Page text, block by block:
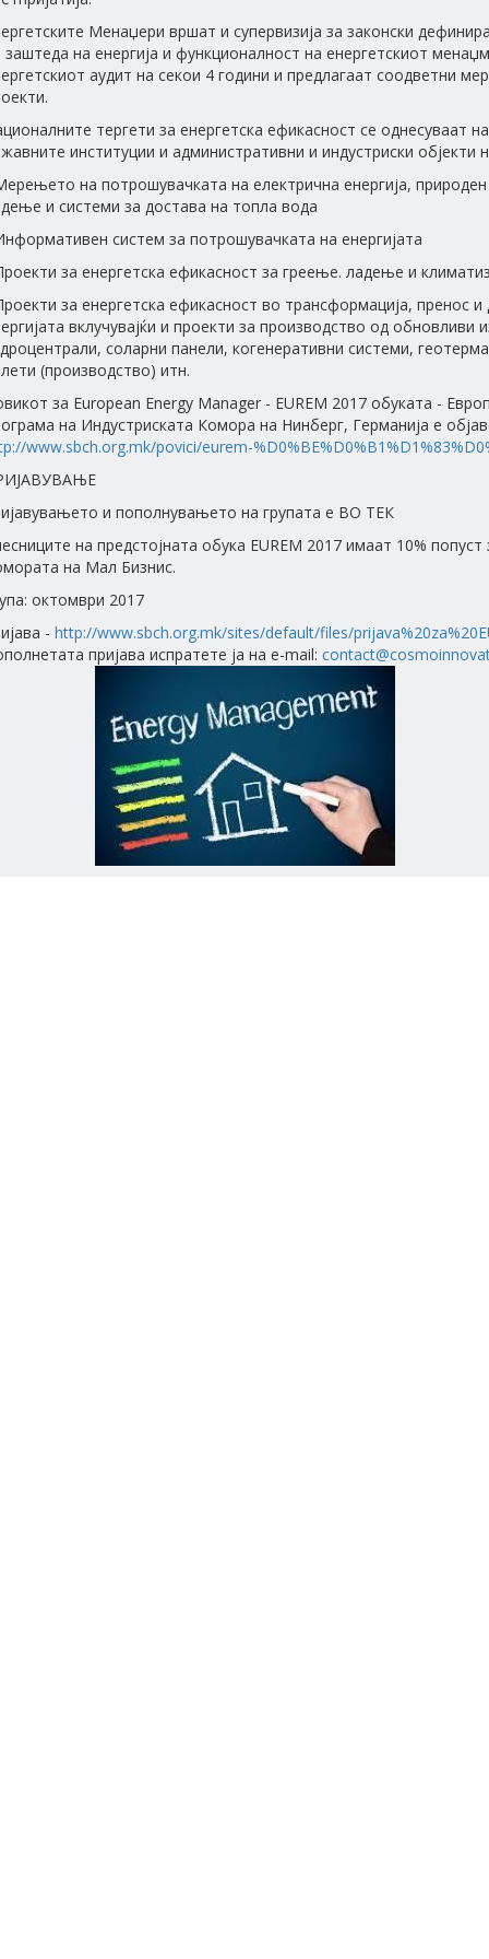
Менаџери вршат и супервизија за законски
заштеда на енергија и функционалност на енергетскиот
аудит на секои 4 години и предлагаат соодветни
тергети за енергетска ефикасност се однесуваат
институции и административни и индустриски објекти
на потрошувачката на електрична енергија,
и системи за достава на топла вода
систем за потрошувачката на енергијата
за енергетска ефикасност за греење. ладење и
за енергетска ефикасност во трансформација, пренос и
вклучувајќи и проекти за производство од обновливи
соларни панели, когенеративни системи,
(производство) итн.
за European Energy Manager - EUREM 2017 обуката -
на Индустриската Комора на Нинберг, Германија е
www.sbch.org.mk/povici/eurem-
и пополнувањето на групата е ВО ТЕК
на предстојната обука EUREM 2017 имаат 10%
на Мал Бизнис.
октомври 2017
- http://www.sbch.org.mk/sites/default/files/
пријава испратете ја на e-mail: